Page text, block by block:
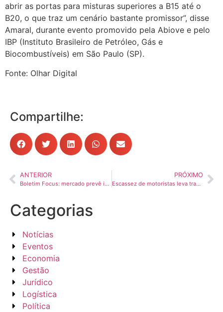
abrir as portas para misturas superiores a B15 até o
B20, o que traz um cenário bastante promissor”, disse
Amaral, durante evento promovido pela Abiove e pelo
IBP (Instituto Brasileiro de Petróleo, Gás e
Biocombustíveis) em São Paulo (SP).
Fonte: Olhar Digital
Compartilhe:
ANTERIOR
Boletim Focus: mercado prevê inflação de 4,86% em 2026
PRÓXIMO
Escassez de motoristas leva transportadoras a rever estratégia
Categorias
Notícias
Eventos
Economia
Gestão
Jurídico
Logística
Política